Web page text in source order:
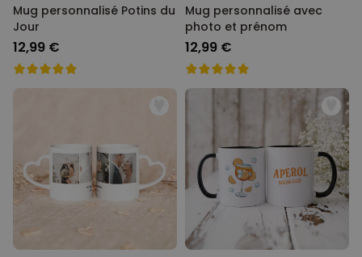
Mug personnalisé Potins du
Jour
12,99 €
Mug personnalisé avec
photo et prénom
12,99 €